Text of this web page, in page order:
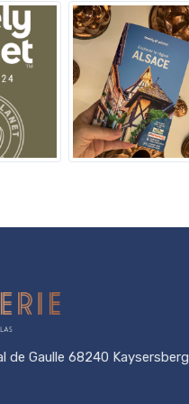
de Gaulle 68240 Kaysersberg